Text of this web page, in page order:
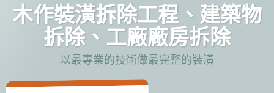
木作裝潢拆除工程、建築物
拆除、工廠廠房拆除
以最專業的技術做最完整的裝潢